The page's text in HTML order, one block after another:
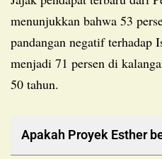
menunjukkan bahwa 53
pandangan negatif terhadap
menjadi 71 persen di
50 tahun.
Apakah Proyek Esther